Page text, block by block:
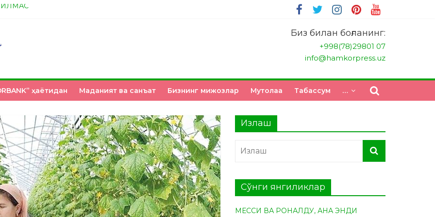
Биз билан боғланинг:
+998(78)29801 07
info@hamkorpress.uz
ҳаётидан Маданият ва санъат Бизнинг мижозлар Мутолаа Табасcум …
Излаш
Сўнги янгиликлар
МЕССИ ВА РОНАЛДУ, АНА ЭНДИ